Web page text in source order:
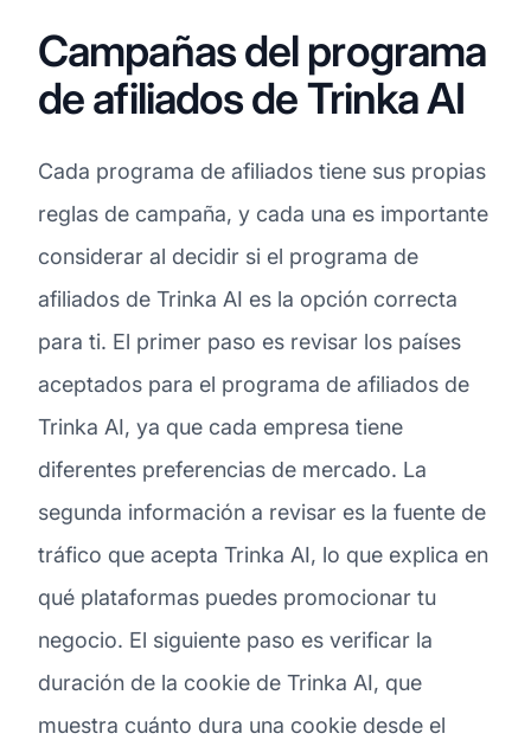
Campañas del programa
de afiliados de Trinka AI
Cada programa de afiliados tiene sus propias
reglas de campaña, y cada una es importante
considerar al decidir si el programa de
afiliados de Trinka AI es la opción correcta
para ti. El primer paso es revisar los países
aceptados para el programa de afiliados de
Trinka AI, ya que cada empresa tiene
diferentes preferencias de mercado. La
segunda información a revisar es la fuente de
tráfico que acepta Trinka AI, lo que explica en
qué plataformas puedes promocionar tu
negocio. El siguiente paso es verificar la
duración de la cookie de Trinka AI, que
muestra cuánto dura una cookie desde el